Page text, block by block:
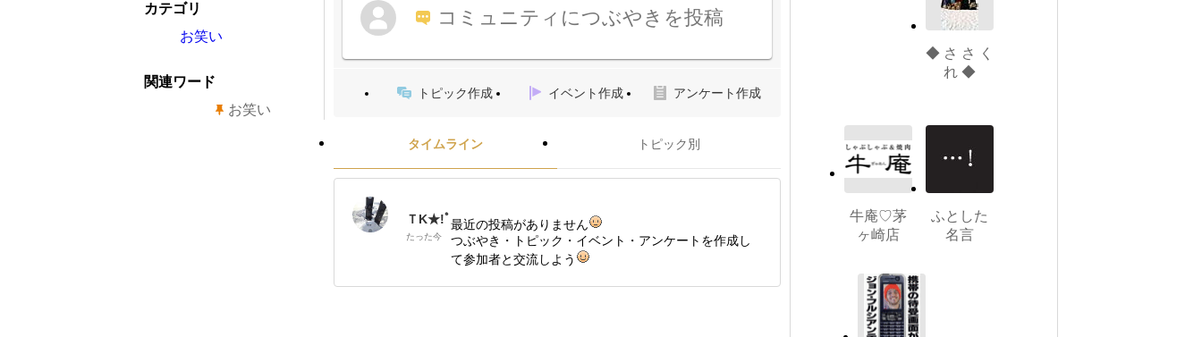
コミュニティにつぶやきを投稿
トピック作成 イベント作成 アンケート作成
タイムライン トピック別
ＴK★!ﾟ
たった今
最近の投稿がありません
つぶやき・トピック・イベント・アンケートを作成し
て参加者と交流しよう
カテゴリ
お笑い
関連ワード
お笑い
◆ さ さ く
れ ◆
牛庵♡茅
ヶ崎店
ふとした
名言